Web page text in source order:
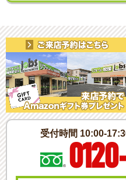
受付時間 10:00-